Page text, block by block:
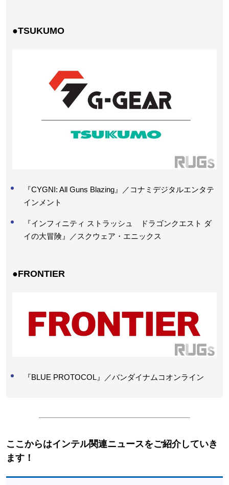
●TSUKUMO
『CYGNI: All Guns Blazing』／コナミデジタルエンタテ
インメント
『インフィニティ ストラッシュ ドラゴンクエスト ダ
イの大冒険』／スクウェア・エニックス
●FRONTIER
『BLUE PROTOCOL』／バンダイナムコオンライン
ここからはインテル関連ニュースをご紹介していき
ます！